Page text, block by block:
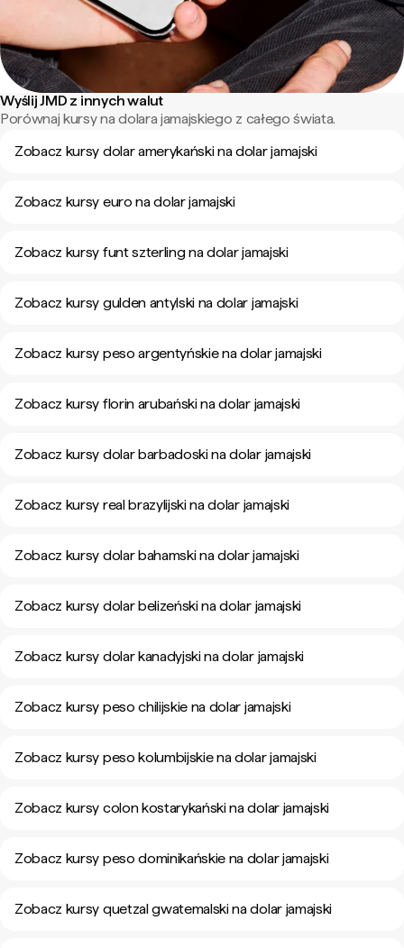
Wyślij JMD z innych walut
Porównaj kursy na dolara jamajskiego z całego świata.
Zobacz kursy dolar amerykański na dolar jamajski
Zobacz kursy euro na dolar jamajski
Zobacz kursy funt szterling na dolar jamajski
Zobacz kursy gulden antylski na dolar jamajski
Zobacz kursy peso argentyńskie na dolar jamajski
Zobacz kursy florin arubański na dolar jamajski
Zobacz kursy dolar barbadoski na dolar jamajski
Zobacz kursy real brazylijski na dolar jamajski
Zobacz kursy dolar bahamski na dolar jamajski
Zobacz kursy dolar belizeński na dolar jamajski
Zobacz kursy dolar kanadyjski na dolar jamajski
Zobacz kursy peso chilijskie na dolar jamajski
Zobacz kursy peso kolumbijskie na dolar jamajski
Zobacz kursy colon kostarykański na dolar jamajski
Zobacz kursy peso dominikańskie na dolar jamajski
Zobacz kursy quetzal gwatemalski na dolar jamajski